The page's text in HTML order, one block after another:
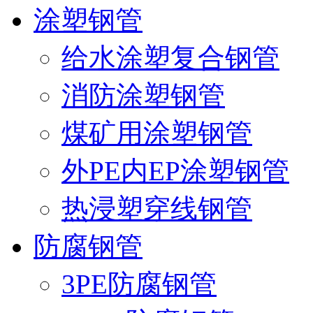
涂塑钢管
给水涂塑复合钢管
消防涂塑钢管
煤矿用涂塑钢管
外PE内EP涂塑钢管
热浸塑穿线钢管
防腐钢管
3PE防腐钢管